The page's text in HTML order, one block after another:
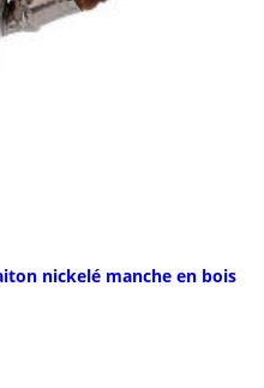
nickelé manche en bois